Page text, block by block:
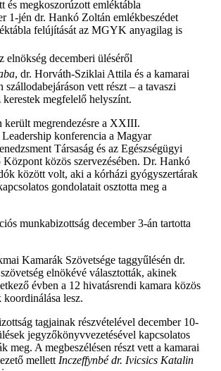
és megkoszorúzott emléktábla
1-jén dr. Hankó Zoltán emlékbeszédet
felújítását az MGYK anyagilag is
, dr. Horváth-Sziklai Attila és a kamarai
szállodabejáráson vett részt – a tavaszi
megfelelő helyszínt.
került megrendezésre a XXIII.
Leadership konferencia a Magyar
Társaság és az Egészségügyi
Központ közös szervezésében. Dr. Hankó
között volt, aki a kórházi gyógyszertárak
gondolatait osztotta meg a
munkabizottság december 3-án tartotta
Kamarák Szövetsége taggyűlésén dr.
elnökévé választották, akinek
évben a 12 hivatásrendi kamara közös
koordinálása lesz.
tagjainak részvételével december 10-
jegyzőkönyvvezetésével kapcsolatos
meg. A megbeszélésen részt vett a kamarai
mellett Inczeffynbé dr. Ivicsics Katalin